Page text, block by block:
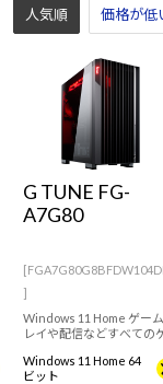
Windows 11| Copilot+ PC
Windows 11
人気順 価格が低
G TUNE FG-
A7G80
]
Windows 11 Home ゲー
レイや配信などすべての
ハイエンドゲーミングPC
GeForce RTX 5080 &
Windows 11 Home 64
ビット